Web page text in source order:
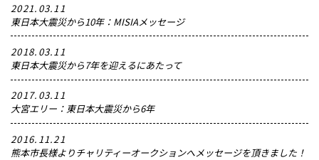
2021.03.11
東日本大震災から10年：MISIAメッセージ
2018.03.11
東日本大震災から7年を迎えるにあたって
2017.03.11
大宮エリー：東日本大震災から6年
2016.11.21
熊本市長様よりチャリティーオークションへメッセージを頂きました！